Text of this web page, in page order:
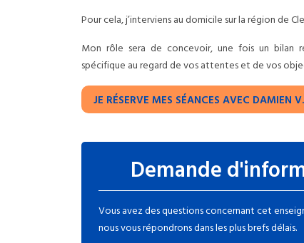
Pour cela, j’interviens au domicile sur la région de
Mon rôle sera de concevoir, une fois un bilan
spécifique au regard de vos attentes et de vos
JE RÉSERVE MES SÉANCES AVEC DAMIEN V.
Demande
Vous avez des questions concernant cet
nous vous répondrons dans les plus brefs délais.